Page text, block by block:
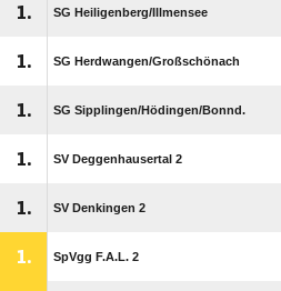
1. SG Heiligenberg/​Illmensee
1. SG Herdwangen/​Großschönach
1. SG Sipplingen/​Hödingen/​Bonnd.
1. SV Deggenhausertal 2
1. SV Denkingen 2
1. SpVgg F.A.L. 2